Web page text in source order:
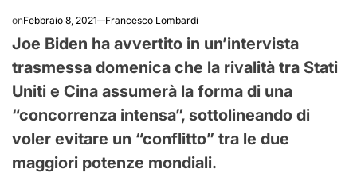
onFebbraio 8, 2021 Francesco Lombardi
Joe Biden ha avvertito in un’intervista
trasmessa domenica che la rivalità tra Stati
Uniti e Cina assumerà la forma di una
“concorrenza intensa”, sottolineando di
voler evitare un “conflitto” tra le due
maggiori potenze mondiali.